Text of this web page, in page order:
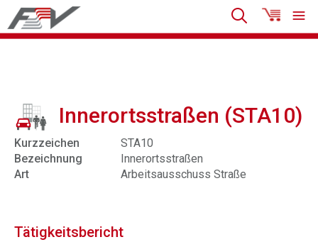
Innerortsstraßen (STA10)
Kurzzeichen
STA10
Bezeichnung
Innerortsstraßen
Art
Arbeitsausschuss Straße
Tätigkeitsbericht